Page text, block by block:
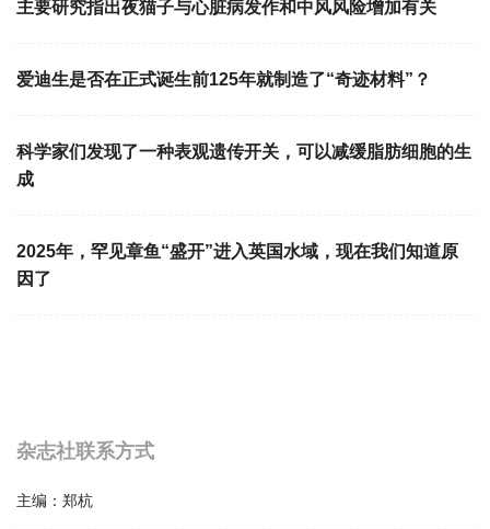
主要研究指出夜猫子与心脏病发作和中风风险增加有关
爱迪生是否在正式诞生前125年就制造了“奇迹材料”？
科学家们发现了一种表观遗传开关，可以减缓脂肪细胞的生
成
2025年，罕见章鱼“盛开”进入英国水域，现在我们知道原
因了
杂志社联系方式
主编： 郑杭